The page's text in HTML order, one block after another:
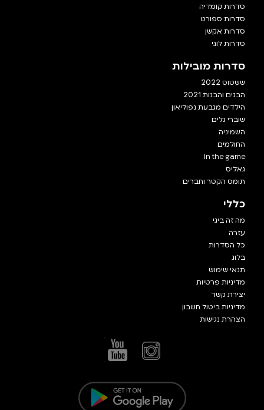
סדרות קומדיה
סדרות ספורט
סדרות אקשן
סדרות לוגי
סדרות מובילות
ששטוס 2022
הבנים והבנות 2021
הילדים מגבעת נפוליאון
שוברי גלים
השמיניה
החולמים
In the game
גאליס
תומס הקטר וחברים
כללי
מה זה ביגי
עזרה
כל הסדרות
בלוג
תנאי שימוש
מדיניות פרטיות
יצירת קשר
מדיניות ביטול חשבון
הצהרת נגישות